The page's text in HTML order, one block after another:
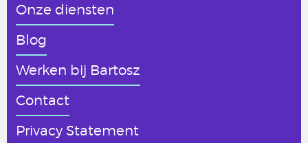
Onze diensten
Blog
Werken bij Bartosz
Contact
Privacy Statement